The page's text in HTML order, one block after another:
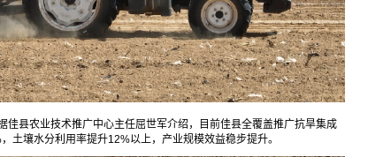
佳县农业技术推广中心主任屈世军介绍，目前佳县全覆盖推广抗旱集成
土壤水分利用率提升12%以上，产业规模效益稳步提升。